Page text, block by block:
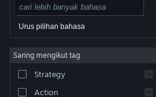
© Valve Corporation. Hak cipta terpelihara. Semua
tanda dagangan ialah hak milik pemilik masing-masing
Perundangan|Accessibility
Steam| Bayaran balik
Urus pilihan bahasa
Saring mengikut tag
Strategy
Action